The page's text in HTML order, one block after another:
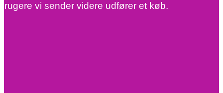
vi sender videre udfører et køb.